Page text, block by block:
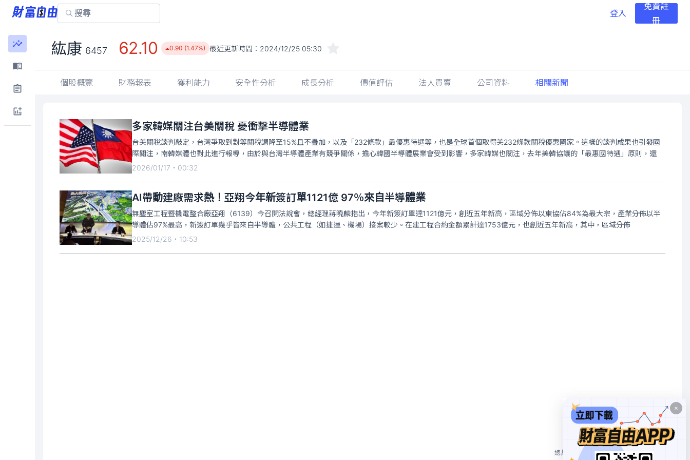
登入
免費註
冊
紘康 6457 62.10 0.90 (1.47%) 最近更新時間： 2024/12/25 05:30
個股概覽 財務報表 獲利能力 安全性分析 成長分析 價值評估 法人買賣 公司資料 相關新聞
多家韓媒關注台美關稅 憂衝擊半導體業
台美關稅談判敲定，台灣爭取到對等關稅調降至15%且不疊加，以及「232條款」最優惠待遇等，也是全球首個取得美232條款關稅優惠國家。這樣的談判成果也引發國
際關注，南韓媒體也對此進行報導，由於與台灣半導體產業有競爭關係，擔心韓國半導體展業會受到影響，多家韓媒也關注，去年美韓協議的「最惠國待遇」原則，還
2026/01/17・00:32
AI帶動建廠需求熱！亞翔今年新簽訂單1121億 97％來自半導體業
無塵室工程暨機電整合廠亞翔（6139）今召開法說會，總經理蔣曉麟指出，今年新簽訂單達1121億元，創近五年新高，區域分佈以東協佔84%為最大宗，產業分佈以半
導體佔97%最高，新簽訂單幾乎皆來自半導體，公共工程（如捷運、機場）接案較少。在建工程合約金額累計達1753億元，也創近五年新高，其中，區域分佈
2025/12/26・10:53
總共 2 個 10/頁 1